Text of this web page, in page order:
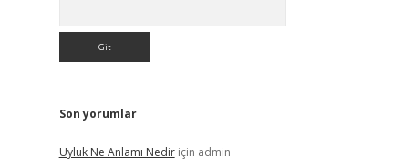
Son yorumlar
Uyluk Ne Anlamı Nediriçin admin